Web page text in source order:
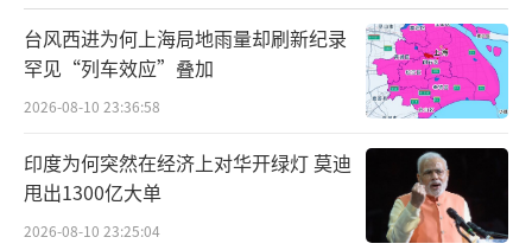
台风西进为何上海局地雨量却刷新纪录
罕见“列车效应”叠加
2026-08-10 23:36:58
印度为何突然在经济上对华开绿灯 莫迪
甩出1300亿大单
2026-08-10 23:25:04